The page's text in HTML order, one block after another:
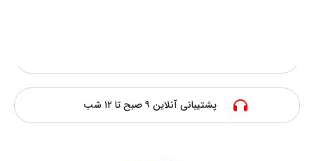
پشتیبانی آنلاین ۹ صبح تا ۱۲ شب